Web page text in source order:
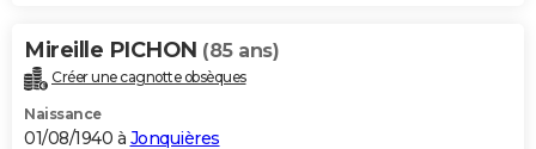
Mireille PICHON (85 ans)
Créer une cagnotte obsèques
Naissance
01/08/1940 à Jonquières